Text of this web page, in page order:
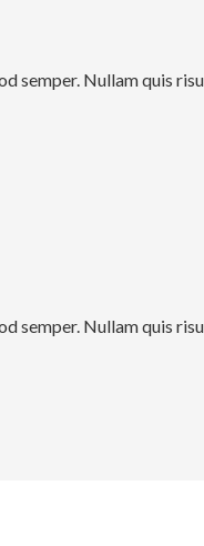
semper. Nullam quis
semper. Nullam quis